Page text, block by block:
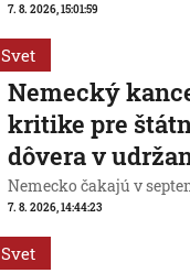
7. 8. 2026, 15:01:59
Svet
Nemecký
kritike pre
dôvera v
Nemecko čakajú v
7. 8. 2026, 14:44:23
Svet